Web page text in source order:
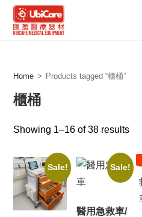
Skip
content
Home > Products tagged “櫃桶”
櫃桶
Showing 1–16 of 38 results
Sale! Sale!
醫用急救車/